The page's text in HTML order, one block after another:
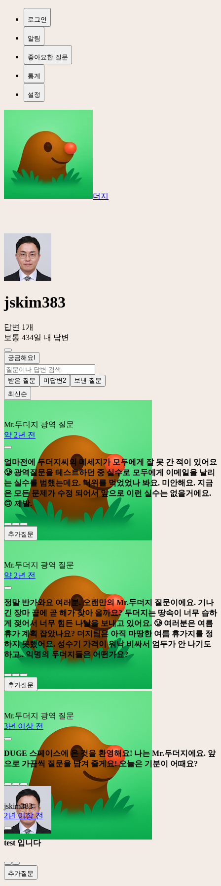
로그인
알림
좋아요한 질문
통계
설정
더지
jskim383
답변 1개
보통 434일 내 답변
궁금해요!
받은 질문 미답변 2
보낸 질문
최신순
Mr.두더지
광역 질문
약 2년 전
얼마전에 두더지씨의 메세지가 모두에게 잘 못 간 적이 있어요
🥲 광역질문을 테스트하던 중 실수로 모두에게 이메일을 날리
는 실수를 범했는데요. 더위를 먹었었나 봐요. 미안해요. 지금
은 모든 문제가 수정 되어서 앞으로 이런 실수는 없을거에요.
🙃 제발.
추가질문
Mr.두더지
광역 질문
약 2년 전
정말 반가와요 여러분. 오랜만의 Mr.두더지 질문이에요. 기나
긴 장마 끝에 곧 해가 찾아 올까요? 두더지는 땅속이 너무 습하
게 젖어서 너무 힘든 나날을 보내고 있어요. 🥲 여러분은 여름
휴가 계획 잡았나요? 더지팀은 아직 마땅한 여름 휴가지를 정
하지 못했어요. 성수기 가격이 워낙 비싸서 엄두가 안 나기도
하고.. 익명의 두더지들은 어떤가요?
추가질문
Mr.두더지
광역 질문
3년 이상 전
DUGE 스페이스에 온 것을 환영해요! 나는 Mr.두더지에요. 앞
으로 가끔씩 질문을 남겨 줄게요! 오늘은 기분이 어때요?
jskim383
2년 이상 전
test 입니다
추가질문